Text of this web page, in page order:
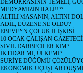
DEMOKRASİNİN TEMELİ,
MEDYAMIZIN HALİ!!??
ALTILI MASANIN, ALTINI
ADİL, DÜZENE NE OLDU?
EBEVEYN ÇOCUK İLİŞKİSİ
10 OCAK ÇALIŞAN
SİVİL DARBECİLER KİM?
İKTİDAR MI, ÜLKEMİ?
SURİYE DÜĞÜMÜ
EKONOMİK UÇUŞLAR